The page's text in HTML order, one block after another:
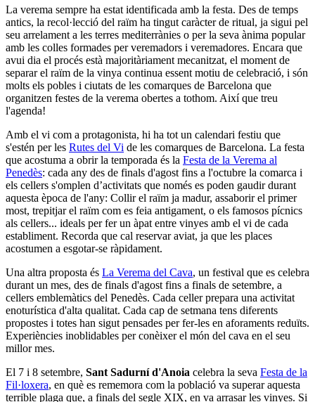
La verema sempre ha estat identificada amb la festa. Des de temps
antics, la recol·lecció del raïm ha tingut caràcter de ritual, ja sigui pel
seu arrelament a les terres mediterrànies o per la seva ànima popular
amb les colles formades per veremadors i veremadores. Encara que
avui dia el procés està majoritàriament mecanitzat, el moment de
separar el raïm de la vinya continua essent motiu de celebració, i són
molts els pobles i ciutats de les comarques de Barcelona que
organitzen festes de la verema obertes a tothom. Així que treu
l'agenda!
Amb el vi com a protagonista, hi ha tot un calendari festiu que
s'estén per les Rutes del Vi de les comarques de Barcelona. La festa
que acostuma a obrir la temporada és la Festa de la Verema al
Penedès: cada any des de finals d'agost fins a l'octubre la comarca i
els cellers s'omplen d’activitats que només es poden gaudir durant
aquesta època de l'any: Collir el raïm ja madur, assaborir el primer
most, trepitjar el raïm com es feia antigament, o els famosos pícnics
als cellers... ideals per fer un àpat entre vinyes amb el vi de cada
establiment. Recorda que cal reservar aviat, ja que les places
acostumen a esgotar-se ràpidament.
Una altra proposta és La Verema del Cava, un festival que es celebra
durant un mes, des de finals d'agost fins a finals de setembre, a
cellers emblemàtics del Penedès. Cada celler prepara una activitat
enoturística d'alta qualitat. Cada cap de setmana tens diferents
propostes i totes han sigut pensades per fer-les en aforaments reduïts.
Experiències inoblidables per conèixer el món del cava en el seu
millor mes.
El 7 i 8 setembre, Sant Sadurní d'Anoia celebra la seva Festa de la
Fil·loxera, en què es rememora com la població va superar aquesta
terrible plaga que, a finals del segle XIX, en va arrasar les vinyes. Si